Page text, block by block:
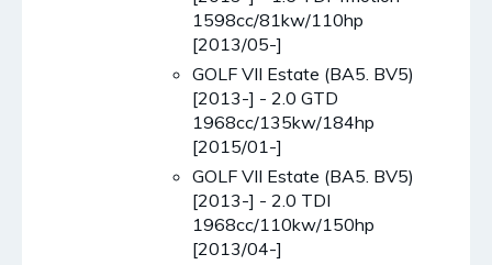
1598cc/81kw/110hp
[2013/05-]
GOLF VII Estate (BA5. BV5)
[2013-] - 2.0 GTD
1968cc/135kw/184hp
[2015/01-]
GOLF VII Estate (BA5. BV5)
[2013-] - 2.0 TDI
1968cc/110kw/150hp
[2013/04-]